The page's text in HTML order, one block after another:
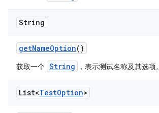
String
getNameOption()
获取一个 String ，表示测试名称及其选项。
List<TestOption>